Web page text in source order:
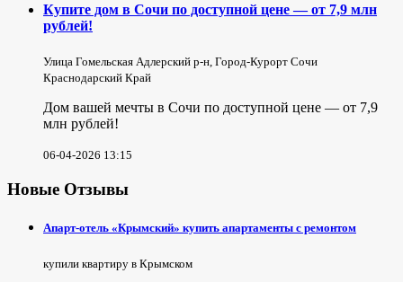
Купите дом в Сочи по доступной цене — от 7,9 млн
рублей!
Улица Гомельская Адлерский р-н, Город-Курорт Сочи
Краснодарский Край
Дом вашей мечты в Сочи по доступной цене — от 7,9
млн рублей!
06-04-2026 13:15
Новые Отзывы
Апарт-отель «Крымский» купить апартаменты с ремонтом
купили квартиру в Крымском